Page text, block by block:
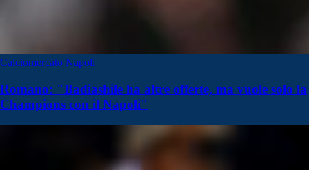
Calciomercato Napoli
Romano: "Badiashile ha altre offerte, ma vuole solo la
Champions con il Napoli"